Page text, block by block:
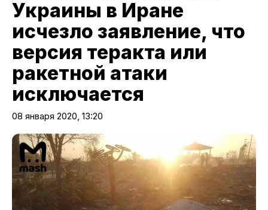
Украины в Иране
исчезло заявление, что
версия теракта или
ракетной атаки
исключается
08 января 2020, 13:20